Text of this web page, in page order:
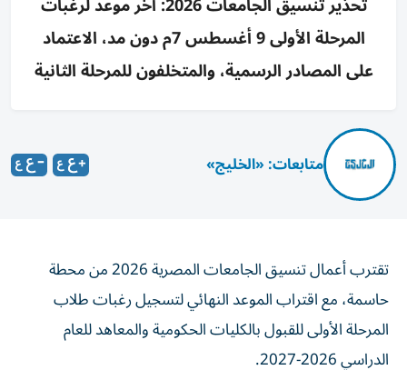
المرحلة الأولى 9 أغسطس 7م دون مد، الاعتماد
على المصادر الرسمية، والمتخلفون للمرحلة الثانية
متابعات: «الخليج»
حاسمة، مع اقتراب الموعد النهائي لتسجيل رغبات طلاب
المرحلة الأولى للقبول بالكليات الحكومية والمعاهد للعام
الدراسي 2026-2027.